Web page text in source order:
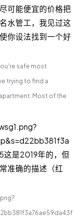
可能便宜的价格把
水管工，我见过这
你设法找到一个好
safe most
trying to find a
Most of the
是2019年的，但
准确的描述（红